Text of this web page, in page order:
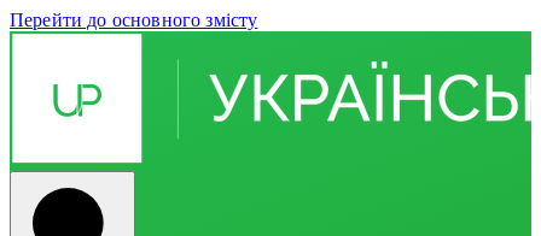
Перейти до основного змісту